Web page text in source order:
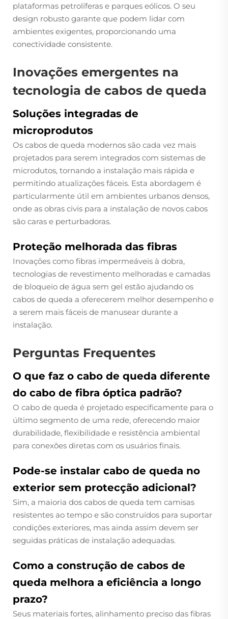
plataformas petrolíferas e parques eólicos. O seu
design robusto garante que podem lidar com
ambientes exigentes, proporcionando uma
conectividade consistente.
Inovações emergentes na
tecnologia de cabos de queda
Soluções integradas de
microprodutos
Os cabos de queda modernos são cada vez mais
projetados para serem integrados com sistemas de
microdutos, tornando a instalação mais rápida e
permitindo atualizações fáceis. Esta abordagem é
particularmente útil em ambientes urbanos densos,
onde as obras civis para a instalação de novos cabos
são caras e perturbadoras.
Proteção melhorada das fibras
Inovações como fibras impermeáveis à dobra,
tecnologias de revestimento melhoradas e camadas
de bloqueio de água sem gel estão ajudando os
cabos de queda a oferecerem melhor desempenho e
a serem mais fáceis de manusear durante a
instalação.
Perguntas Frequentes
O que faz o cabo de queda diferente
do cabo de fibra óptica padrão?
O cabo de queda é projetado especificamente para o
último segmento de uma rede, oferecendo maior
durabilidade, flexibilidade e resistência ambiental
para conexões diretas com os usuários finais.
Pode-se instalar cabo de queda no
exterior sem protecção adicional?
Sim, a maioria dos cabos de queda tem camisas
resistentes ao tempo e são construídos para suportar
condições exteriores, mas ainda assim devem ser
seguidas práticas de instalação adequadas.
Como a construção de cabos de
queda melhora a eficiência a longo
prazo?
Seus materiais fortes, alinhamento preciso das fibras